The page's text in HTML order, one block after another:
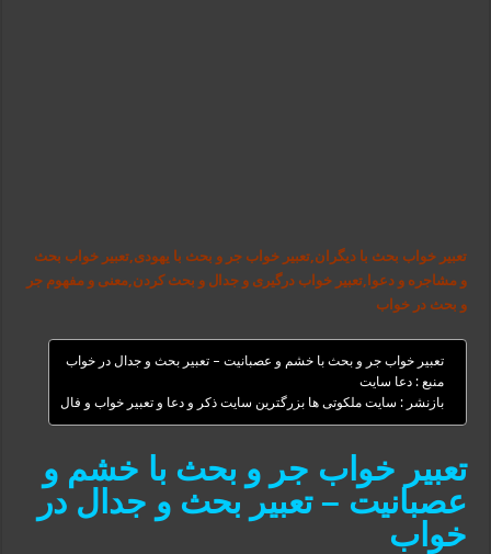
تعبیر خواب بحث با دیگران,تعبیر خواب جر و بحث با یهودی,تعبیر خواب بحث
و مشاجره و دعوا,تعبیر خواب درگیری و جدال و بحث کردن,معنی و مفهوم جر
و بحث در خواب
تعبیر خواب جر و بحث با خشم و عصبانیت – تعبیر بحث و جدال در خواب
منبع : دعا سایت
بازنشر : سایت ملکوتی ها بزرگترین سایت ذکر و دعا و تعبیر خواب و فال
تعبیر خواب جر و بحث با خشم و
عصبانیت – تعبیر بحث و جدال در
خواب